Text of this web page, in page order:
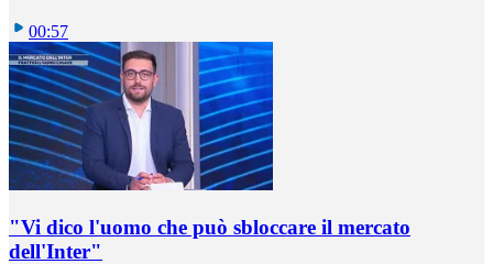
00:57
"Vi dico l'uomo che può sbloccare il mercato
dell'Inter"